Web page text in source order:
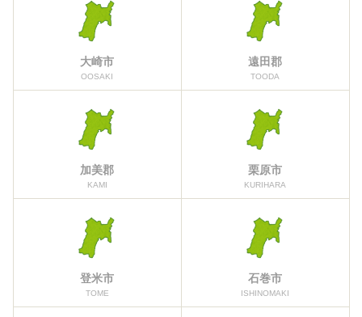
大崎市
OOSAKI
遠田郡
TOODA
加美郡
KAMI
栗原市
KURIHARA
登米市
TOME
石巻市
ISHINOMAKI